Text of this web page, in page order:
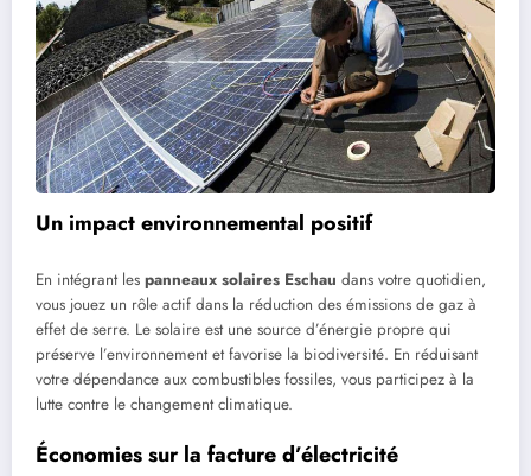
Un impact environnemental positif
En intégrant les panneaux solaires Eschau dans votre quotidien,
vous jouez un rôle actif dans la réduction des émissions de gaz à
effet de serre. Le solaire est une source d’énergie propre qui
préserve l’environnement et favorise la biodiversité. En réduisant
votre dépendance aux combustibles fossiles, vous participez à la
lutte contre le changement climatique.
Économies sur la facture d’électricité